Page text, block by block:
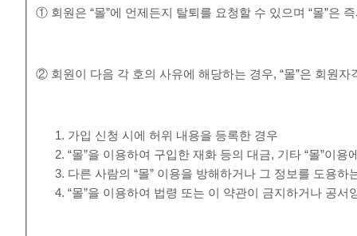
① 회원은 “몰”에 언제든지 탈퇴를 요청할 수 있으며 “몰”은
② 회원이 다음 각 호의 사유에 해당하는 경우, “몰”은 회원
가입 신청 시에 허위 내용을 등록한 경우
“몰”을 이용하여 구입한 재화 등의 대금, 기타 “몰”이
다른 사람의 “몰” 이용을 방해하거나 그 정보를 도용
“몰”을 이용하여 법령 또는 이 약관이 금지하거나 공